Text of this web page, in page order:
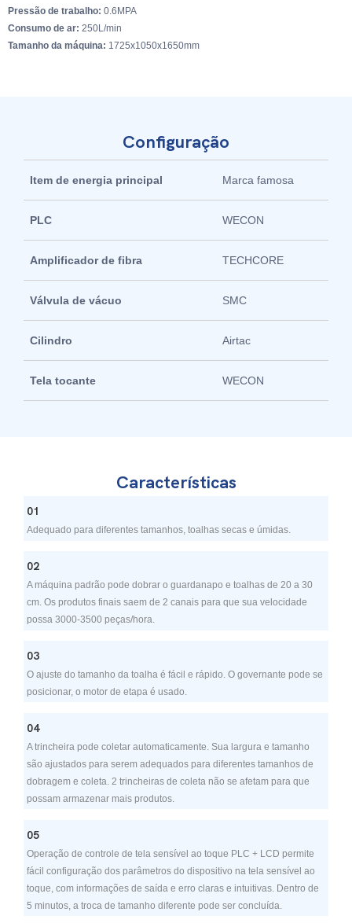
Pressão de trabalho: 0.6MPA
Consumo de ar: 250L/min
Tamanho da máquina: 1725x1050x1650mm
Configuração
Item de energia principal Marca famosa
PLC WECON
Amplificador de fibra TECHCORE
Válvula de vácuo SMC
Cilindro Airtac
Tela tocante WECON
Características
01
Adequado para diferentes tamanhos, toalhas secas e úmidas.
02
A máquina padrão pode dobrar o guardanapo e toalhas de 20 a 30
cm. Os produtos finais saem de 2 canais para que sua velocidade
possa 3000-3500 peças/hora.
03
O ajuste do tamanho da toalha é fácil e rápido. O governante pode se
posicionar, o motor de etapa é usado.
04
A trincheira pode coletar automaticamente. Sua largura e tamanho
são ajustados para serem adequados para diferentes tamanhos de
dobragem e coleta. 2 trincheiras de coleta não se afetam para que
possam armazenar mais produtos.
05
Operação de controle de tela sensível ao toque PLC + LCD permite
fácil configuração dos parâmetros do dispositivo na tela sensível ao
toque, com informações de saída e erro claras e intuitivas. Dentro de
5 minutos, a troca de tamanho diferente pode ser concluída.